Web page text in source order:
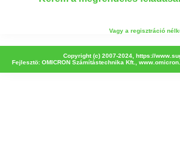
Vagy a regisztráció
Copyright (c) 2007-2024, https://
Fejlesztö: OMICRON Számítástechnika Kft.,